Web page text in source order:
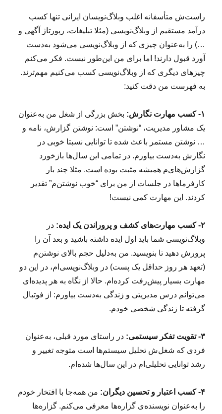
راست‌ش متأسفانه اغلب وبلاگ‌نویسان ایرانی تنها کسب
درآمد مستقیم از وبلاگ‌نویسی (مثلا تبلیغات، رپورتاژ آگهی و
…) را به‌عنوان چیزی که از وبلاگ‌نویسی می‌شود به‌دست
آورد قبول دارند! اما برای من این‌طور نیست. فکر می‌کنم
چیزهای دیگری که از وبلاگ‌نویسی کسب می‌کنیم مهم‌ترند.
به فهرست من دقت کنید:
۱- کسب مهارت نگارش:
بخش بزرگی از شغل من به‌عنوان
یک مشاور مدیریت، “نوشتن” است: نوشتن گزارش، نامه و
… نوشتن مستمر باعث شده تا توانایی نسبتا خوبی در
نگارش به‌دست بیاورم. در تمامی این سال‌ها بازخورد
گزارش‌های‌م همیشه مثبت بوده است. مثلا چند بار
کارفرماها در جلسات از من برای “خوب نوشتن‌م” تقدیر
کردند. این مهارت کمی نیست!
۲- کسب مهارت‌های کشف وپروراندن یک ایده: در
وبلاگ‌نویسی شما باید اول ایده داشته باشید و بعد آن را
پرورش دهید تا بنویسید. من به‌دلیل حجم بالای نوشتن‌م
(تعهد هر روز حداقل یک پست) در وبلاگ‌نویسی‌ام، در این دو
مهارت بسیار پیش‌رفت کرده‌ام. حالا از نگاه به هر پدیده‌ای
می‌توانم درس مدیریتی و زندگی به‌دست بیاورم: از فوتبال
گرفته تا زندگی شخصی خودم.
۳- تقویت تفکر سیستمی:
در راستای مورد قبلی، به‌عنوان
فردی که شغل‌ش تحلیل سیستم‌ها است متوجه تغییر و
رشد توانایی تحلیلی‌ام در این سال‌ها شده‌ام.
۴- کسب اعتبار و تحسین دیگران:
من همه‌جا با افتخار خودم
را به‌عنوان نویسنده‌ی گزاره‌ها معرفی می‌کنم. گزاره‌ها